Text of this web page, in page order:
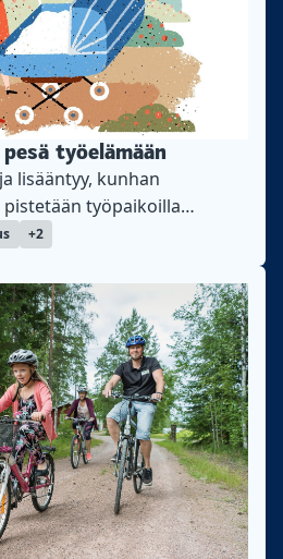
työelämään
lisääntyy, kunhan
työpaikoilla
lapset, vanhemmat ja
+2